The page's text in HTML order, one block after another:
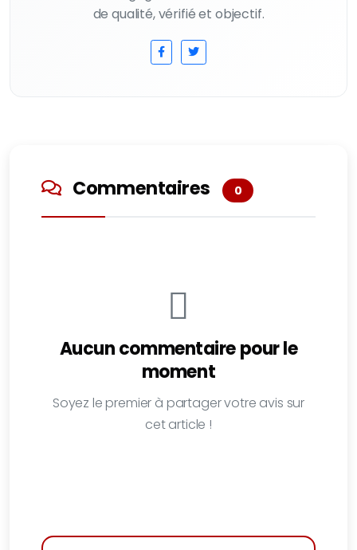
de qualité, vérifié et objectif.
Commentaires 0
Aucun commentaire pour le
moment
Soyez le premier à partager votre avis sur
cet article !